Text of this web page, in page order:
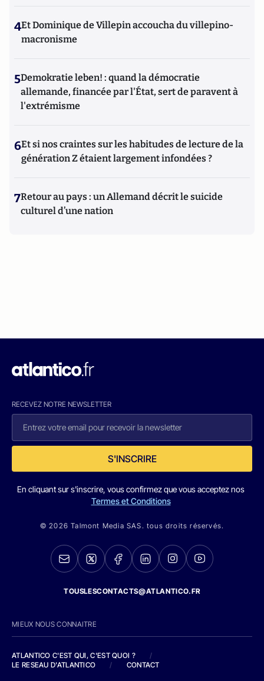
4Et Dominique de Villepin accoucha du villepino-
macronisme
5Demokratie leben! : quand la démocratie
allemande, financée par l'État, sert de paravent à
l'extrémisme
6Et si nos craintes sur les habitudes de lecture de la
génération Z étaient largement infondées ?
7Retour au pays : un Allemand décrit le suicide
culturel d’une nation
RECEVEZ NOTRE NEWSLETTER
S'INSCRIRE
En cliquant sur s'inscrire, vous confirmez que vous acceptez nos
Termes et Conditions
© 2026 Talmont Media SAS. tous droits réservés.
TOUSLESCONTACTS@ATLANTICO.FR
MIEUX NOUS CONNAITRE
ATLANTICO C'EST QUI, C'EST QUOI ?
/
LE RESEAU D'ATLANTICO
/ CONTACT